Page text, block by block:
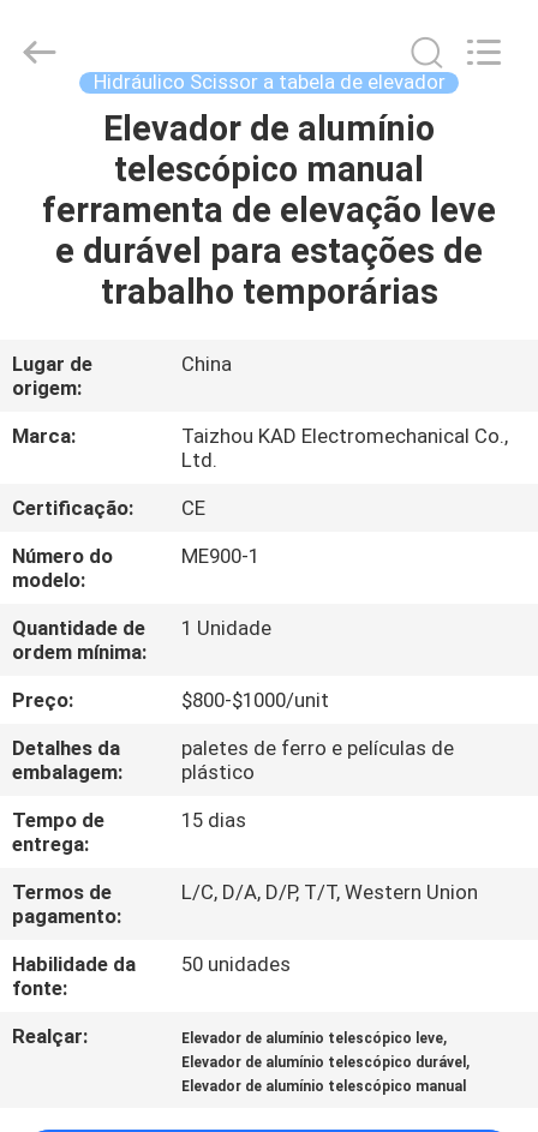
PRODUTOS
VÍDEOS
SOBRE
NÓS
DA
FÁBRICA
CONTROLE
QUALIDADE
CONTACTE-
NOS
NOTÍCIA
PEÇA
UMAS
Machinery
Co.,Ltd.
Hidráulico Scissor a tabela de elevador
Elevador de alumínio
telescópico manual
ferramenta de elevação leve
e durável para estações de
trabalho temporárias
Lugar de
origem:
China
Marca:
Taizhou KAD Electromechanical Co.,
Ltd.
Certificação:
CE
Número do
modelo:
ME900-1
Quantidade de
ordem mínima:
1 Unidade
Preço:
$800-$1000/unit
Detalhes da
embalagem:
paletes de ferro e películas de
plástico
Tempo de
entrega:
15 dias
Termos de
pagamento:
L/C, D/A, D/P, T/T, Western Union
Habilidade da
fonte:
50 unidades
Realçar: Elevador de alumínio telescópico leve,
Elevador de alumínio telescópico durável ,
Elevador de alumínio telescópico manual